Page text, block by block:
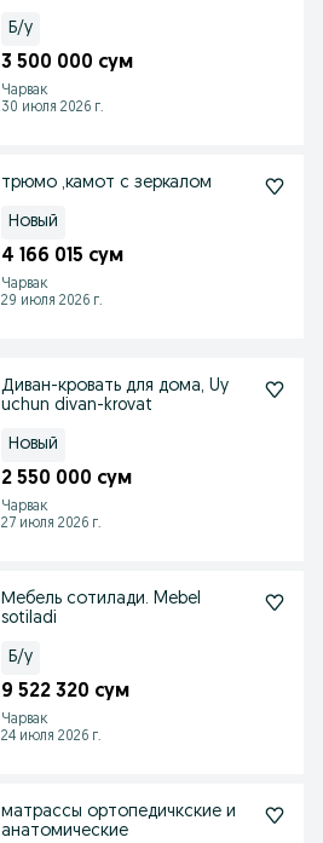
Б/у
3 500 000 сум
Чарвак
30 июля 2026 г.
трюмо ,камот с зеркалом
Новый
4 166 015 сум
Чарвак
29 июля 2026 г.
Диван-кровать для дома, Uy
uchun divan-krovat
Новый
2 550 000 сум
Чарвак
27 июля 2026 г.
Мебель сотилади. Mebel
sotiladi
Б/у
9 522 320 сум
Чарвак
24 июля 2026 г.
матрассы ортопедичкские и
анатомические